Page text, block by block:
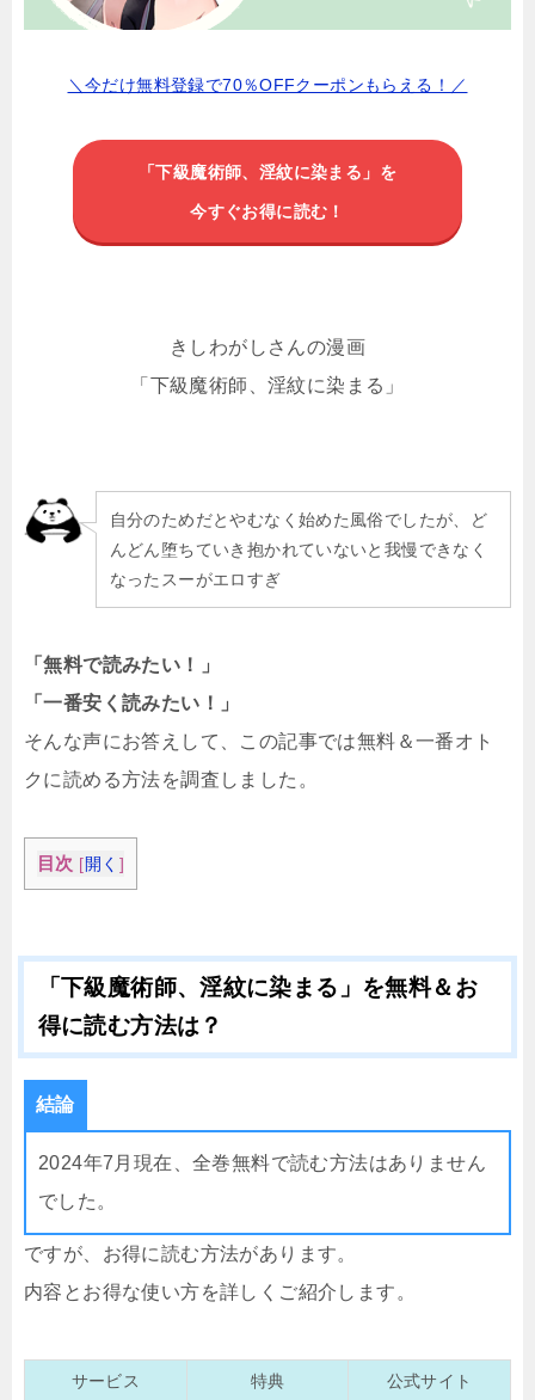
＼今だけ無料登録で70％OFFクーポンもらえる！／
「下級魔術師、淫紋に染まる」を
今すぐお得に読む！
きしわがしさんの漫画
「下級魔術師、淫紋に染まる」
自分のためだとやむなく始めた風俗でしたが、ど
んどん堕ちていき抱かれていないと我慢できなく
なったスーがエロすぎ
「無料で読みたい！」
「一番安く読みたい！」
そんな声にお答えして、この記事では無料＆一番オト
クに読める方法を調査しました。
目次 [開く ]
「下級魔術師、淫紋に染まる」を無料＆お
得に読む方法は？
結論
2024年7月現在、全巻無料で読む方法はありません
でした。
ですが、お得に読む方法があります。
内容とお得な使い方を詳しくご紹介します。
サービス 特典 公式サイト